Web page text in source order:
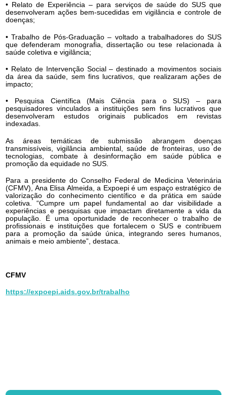
• Relato de Experiência – para serviços de saúde do SUS que
desenvolveram ações bem-sucedidas em vigilância e controle de
doenças;
• Trabalho de Pós-Graduação – voltado a trabalhadores do SUS
que defenderam monografia, dissertação ou tese relacionada à
saúde coletiva e vigilância;
• Relato de Intervenção Social – destinado a movimentos sociais
da área da saúde, sem fins lucrativos, que realizaram ações de
impacto;
• Pesquisa Científica (Mais Ciência para o SUS) – para
pesquisadores vinculados a instituições sem fins lucrativos que
desenvolveram estudos originais publicados em revistas
indexadas.
As áreas temáticas de submissão abrangem doenças
transmissíveis, vigilância ambiental, saúde de fronteiras, uso de
tecnologias, combate à desinformação em saúde pública e
promoção da equidade no SUS.
Para a presidente do Conselho Federal de Medicina Veterinária
(CFMV), Ana Elisa Almeida, a Expoepi é um espaço estratégico de
valorização do conhecimento científico e da prática em saúde
coletiva. “Cumpre um papel fundamental ao dar visibilidade a
experiências e pesquisas que impactam diretamente a vida da
população. É uma oportunidade de reconhecer o trabalho de
profissionais e instituições que fortalecem o SUS e contribuem
para a promoção da saúde única, integrando seres humanos,
animais e meio ambiente”, destaca.
CFMV
https://expoepi.aids.gov.br/trabalho